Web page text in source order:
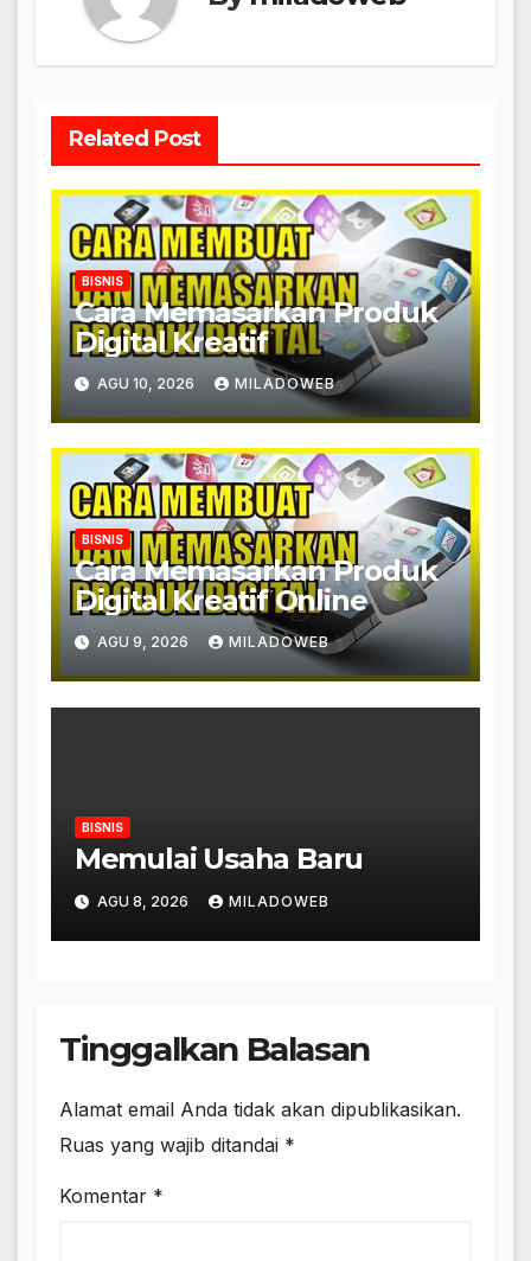
Related Post
BISNIS
Cara Memasarkan Produk
Digital Kreatif
AGU 10, 2026 MILADOWEB
BISNIS
Cara Memasarkan Produk
Digital Kreatif Online
AGU 9, 2026 MILADOWEB
BISNIS
Memulai Usaha Baru
AGU 8, 2026 MILADOWEB
Tinggalkan Balasan
Alamat email Anda tidak akan dipublikasikan.
Ruas yang wajib ditandai *
Komentar *